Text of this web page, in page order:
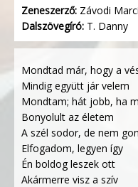
Zeneszerző: Závodi
Dalszövegíró: T. Danny
Mondtad már, hogy a
Mindig együtt jár velem
Mondtam; hát jobb, ha
Bonyolult az életem
A szél sodor, de nem
Elfogadom, legyen így
Én boldog leszek ott
Akármerre visz a szív